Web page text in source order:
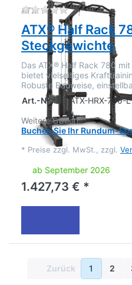
ATX Zu diesem
ATX® Half Rack
Steckgewichte
Das ATX® Half Rack 780
bietet vielseitiges
Robuste Bauweise,
Art.-Nr.159.ATX-HRX-780-
Weitere Option:
Buchen Sie Ihr Rundum-
* Preise zzgl. MwSt., zzgl.
ab September 2026
1.427,73 € *
Zurück 1 2